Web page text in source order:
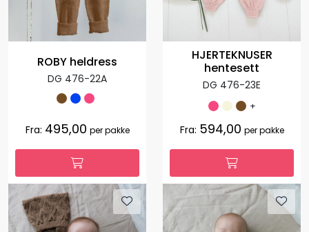
ROBY heldress
DG 476-22A
Fra: 495,00 per pakke
HJERTEKNUSER
hentesett
DG 476-23E
+
Fra: 594,00 per pakke